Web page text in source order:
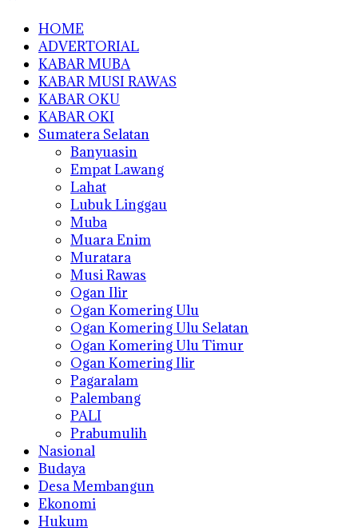
HOME
ADVERTORIAL
KABAR MUBA
KABAR MUSI RAWAS
KABAR OKU
KABAR OKI
Sumatera Selatan
Banyuasin
Empat Lawang
Lahat
Lubuk Linggau
Muba
Muara Enim
Muratara
Musi Rawas
Ogan Ilir
Ogan Komering Ulu
Ogan Komering Ulu Selatan
Ogan Komering Ulu Timur
Ogan Komering Ilir
Pagaralam
Palembang
PALI
Prabumulih
Nasional
Budaya
Desa Membangun
Ekonomi
Hukum